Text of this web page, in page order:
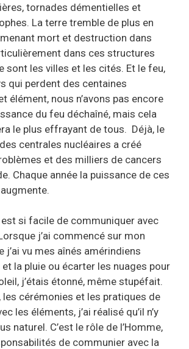
tornades démentielles et
La terre tremble de plus en
mort et destruction dans
dans ces structures
sont les villes et les cités. Et le feu,
qui perdent des centaines
élément, nous n’avons pas encore
du feu déchaîné, mais cela
le plus effrayant de tous. Déjà, le
centrales nucléaires a créé
et des milliers de cancers
Chaque année la puissance de ces
si facile de communiquer avec
j’ai commencé sur mon
j’ai vu mes aînés amérindiens
et la pluie ou écarter les nuages pour
j’étais étonné, même stupéfait.
les cérémonies et les pratiques de
les éléments, j’ai réalisé qu’il n’y
naturel. C’est le rôle de l’Homme,
de communier avec la